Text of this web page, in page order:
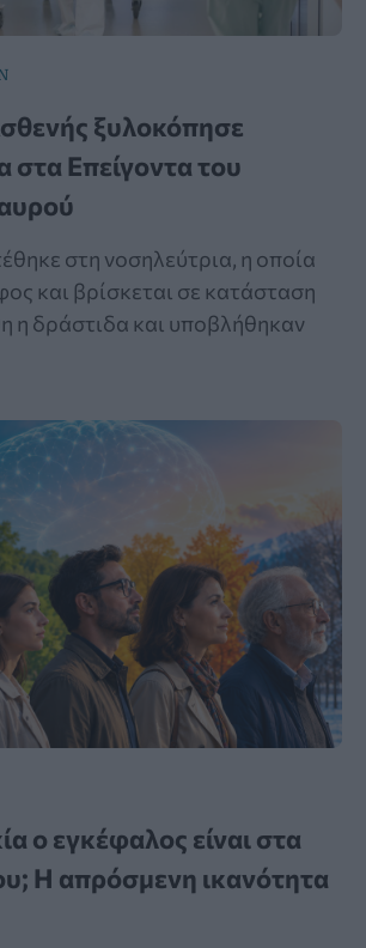
ξυλοκόπησε
στα Επείγοντα του
στη νοσηλεύτρια, η οποία
και βρίσκεται σε κατάσταση
η δράστιδα και υποβλήθηκαν
ο εγκέφαλος είναι στα
Η απρόσμενη ικανότητα